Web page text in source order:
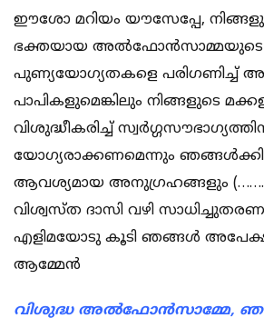
ഈശോ മറിയം യൗസേപ്പേ,
ഭക്തയായ അല്‍ഫോന്‍സാമ്മയുടെ
പുണ്യയോഗ്യതകളെ പരിഗണിച്ച്
പാപികളുമെങ്കിലും നിങ്ങളുടെ
വിശുദ്ധീകരിച്ച്
യോഗ്യരാക്കണമെന്നും
ആവശ്യമായ അനുഗ്രഹങ്ങളും
വിശ്വസ്ത ദാസി വഴി
എളിമയോടു കൂടി ഞങ്ങള്‍
ആമ്മേന്‍
വിശുദ്ധ അല്‍ഫോന്‍സാമ്മേ,